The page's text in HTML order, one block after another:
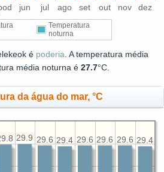
jun jul ago set out nov dez
Temperatura
noturna
é poderia . A temperatura média
média noturna é 27.7°C.
da água do mar, °C
29.4
29.6
29.6
29.6
29.4
29.6
29.9